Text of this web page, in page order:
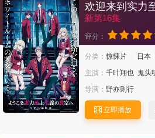
欢迎来到实力
新第16集
评分：
分类：惊悚片 日本
主演： 千叶翔也 鬼头
导演： 野亦则行
立即播放